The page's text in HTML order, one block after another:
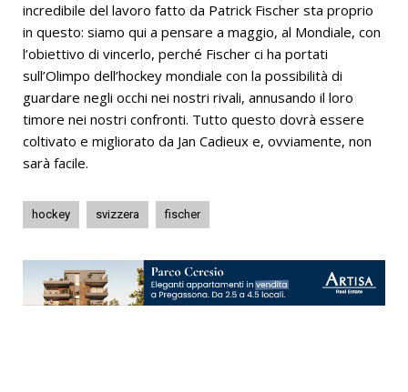
incredibile del lavoro fatto da Patrick Fischer sta proprio
in questo: siamo qui a pensare a maggio, al Mondiale, con
l’obiettivo di vincerlo, perché Fischer ci ha portati
sull’Olimpo dell’hockey mondiale con la possibilità di
guardare negli occhi nei nostri rivali, annusando il loro
timore nei nostri confronti. Tutto questo dovrà essere
coltivato e migliorato da Jan Cadieux e, ovviamente, non
sarà facile.
hockey svizzera fischer